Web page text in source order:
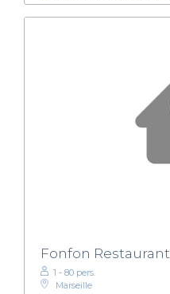
Fonfon Restaurant
1 - 80 pers.
Marseille